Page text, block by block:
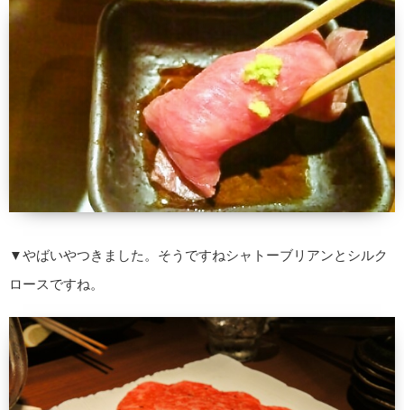
▼やばいやつきました。そうですねシャトーブリアンとシルク
ロースですね。